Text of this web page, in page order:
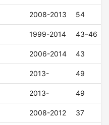
2008-2013 54
1999-2014 43–46
2006-2014 43
2013- 49
2013- 49
2008-2012 37